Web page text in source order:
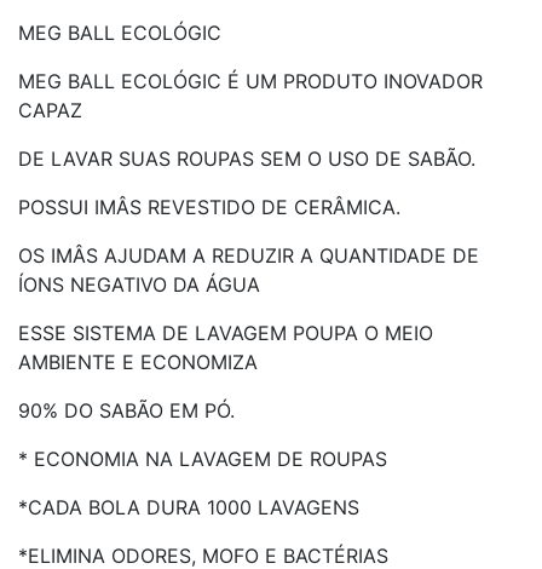
MEG BALL ECOLÓGIC
MEG BALL ECOLÓGIC É UM PRODUTO INOVADOR
CAPAZ
DE LAVAR SUAS ROUPAS SEM O USO DE SABÃO.
POSSUI IMÂS REVESTIDO DE CERÂMICA.
OS IMÂS AJUDAM A REDUZIR A QUANTIDADE DE
ÍONS NEGATIVO DA ÁGUA
ESSE SISTEMA DE LAVAGEM POUPA O MEIO
AMBIENTE E ECONOMIZA
90% DO SABÃO EM PÓ.
* ECONOMIA NA LAVAGEM DE ROUPAS
*CADA BOLA DURA 1000 LAVAGENS
*ELIMINA ODORES, MOFO E BACTÉRIAS